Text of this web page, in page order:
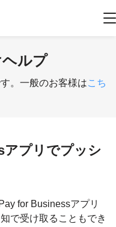
ルプ
。一般のお客様はこち
プリでプッシ
for Businessアプリ
で受け取ることもでき